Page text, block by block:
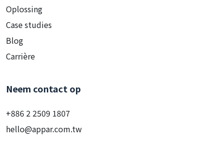
Oplossing
Case studies
Blog
Carrière
Neem contact op
+886 2 2509 1807
hello@appar.com.tw